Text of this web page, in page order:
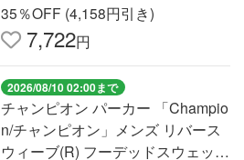
35％OFF (4,158円引き)
7,722円
2026/08/10 02:00まで
チャンピオン パーカー 「Champio
n/チャンピオン」メンズ リバース
ウィーブ(R) フーデッドスウェット